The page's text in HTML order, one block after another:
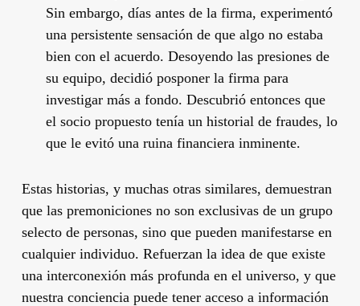
Sin embargo, días antes de la firma, experimentó
una persistente sensación de que algo no estaba
bien con el acuerdo. Desoyendo las presiones de
su equipo, decidió posponer la firma para
investigar más a fondo. Descubrió entonces que
el socio propuesto tenía un historial de fraudes, lo
que le evitó una ruina financiera inminente.
Estas historias, y muchas otras similares, demuestran
que las premoniciones no son exclusivas de un grupo
selecto de personas, sino que pueden manifestarse en
cualquier individuo. Refuerzan la idea de que existe
una interconexión más profunda en el universo, y que
nuestra conciencia puede tener acceso a información